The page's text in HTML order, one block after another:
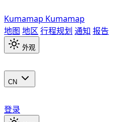
Kumamap Kumamap
地图 地区 行程规划 通知 报告
外观
CN
登录